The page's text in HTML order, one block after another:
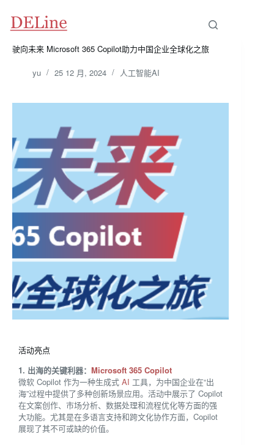
驶向未来 Microsoft 365 Copilot助力中国企业全球化之旅
yu 25 12 月, 2024 人工智能AI
活动亮点
1. 出海的关键利器： Microsoft 365 Copilot
微软 Copilot 作为一种生成式 AI 工具，为中国企业在“出
海”过程中提供了多种创新场景应用。活动中展示了 Copilot
在文案创作、市场分析、数据处理和流程优化等方面的强
大功能。尤其是在多语言支持和跨文化协作方面，Copilot
展现了其不可或缺的价值。